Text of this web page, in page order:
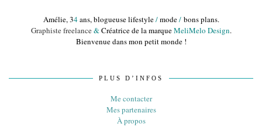
Amélie, 34ans, blogueuse lifestyle/mode/bons plans.
Graphiste freelance&Créatrice de la marqueMeliMelo Design.
Bienvenue dans mon petit monde !
PLUS D’INFOS
Me contacter
Mes partenaires
À propos